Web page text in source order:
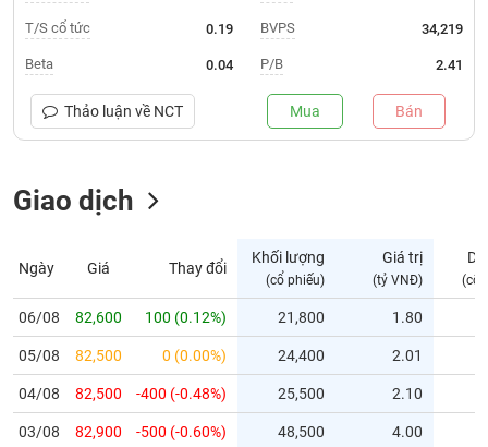
Trạng
thái
phiếu
thị
trường
yết
Niêm
mới
Niêm
yết
bổ
T/S cổ tức 0.19
Beta 0.04
BVPS 34,219
P/B 2.41
Thảo luận về NCT Mua Bán
Giao dịch
Ngày Giá Thay đổi
Khối lượng
(cổ phiếu)
Giá trị
(tỷ VNĐ) (cổ
06/08 82,600 100 (0.12%) 21,800 1.80
05/08 82,500 0 (0.00%) 24,400 2.01
04/08 82,500 -400 (-0.48%) 25,500 2.10
03/08 82,900 -500 (-0.60%) 48,500 4.00
NGÀNH
NGHIỆP
CỔ
SINH